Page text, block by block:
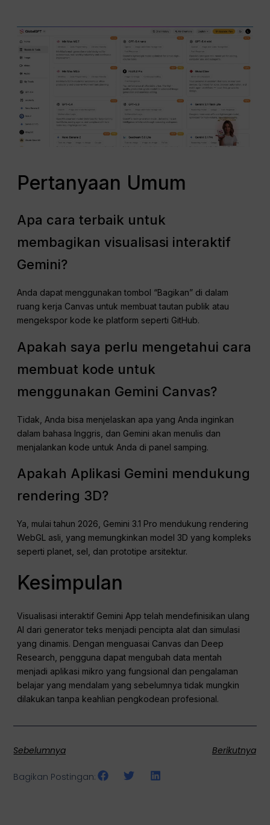
Pertanyaan Umum
Apa cara terbaik untuk
membagikan visualisasi interaktif
Gemini?
Anda dapat menggunakan tombol “Bagikan” di dalam
ruang kerja Canvas untuk membuat tautan publik atau
mengekspor kode ke platform seperti GitHub.
Apakah saya perlu mengetahui cara
membuat kode untuk
menggunakan Gemini Canvas?
Tidak, Anda bisa menjelaskan apa yang Anda inginkan
dalam bahasa Inggris, dan Gemini akan menulis dan
menjalankan kode untuk Anda di panel samping.
Apakah Aplikasi Gemini mendukung
rendering 3D?
Ya, mulai tahun 2026, Gemini 3.1 Pro mendukung rendering
WebGL asli, yang memungkinkan model 3D yang kompleks
seperti planet, sel, dan prototipe arsitektur.
Kesimpulan
Visualisasi interaktif Gemini App telah mendefinisikan ulang
AI dari generator teks menjadi pencipta alat dan simulasi
yang dinamis. Dengan menguasai Canvas dan Deep
Research, pengguna dapat mengubah data mentah
menjadi aplikasi mikro yang fungsional dan pengalaman
belajar yang mendalam yang sebelumnya tidak mungkin
dilakukan tanpa keahlian pengkodean profesional.
Sebelumnya Berikutnya
Bagikan Postingan: